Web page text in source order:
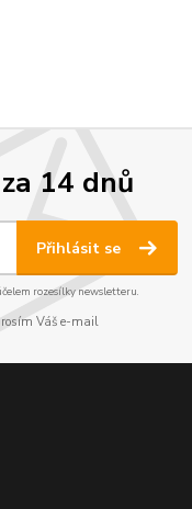
14 dnů
Přihlásit se
rozesílky newsletteru.
Váš e-mail